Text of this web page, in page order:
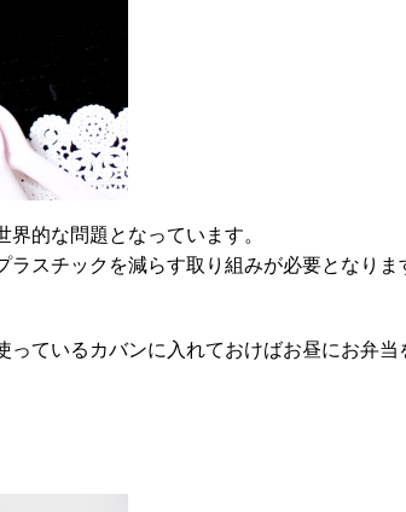
的な問題となっています。
スチックを減らす取り組みが必要となりま
ているカバンに入れておけばお昼にお弁